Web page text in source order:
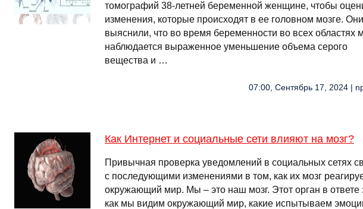
томографий 38-летней беременной женщине, чтобы
изменения, которые происходят в ее головном мозге. Они
выяснили, что во время беременности во всех областях
наблюдается выраженное уменьшение объема серого
вещества и …
07:00, Сентябрь 17, 2024 |
Как Интернет и социальные сети влияют на мозг?
Привычная проверка уведомлений в социальных сетях
с последующими изменениями в том, как их мозг
окружающий мир. Мы – это наш мозг. Этот орган в ответе
как мы видим окружающий мир, какие испытываем